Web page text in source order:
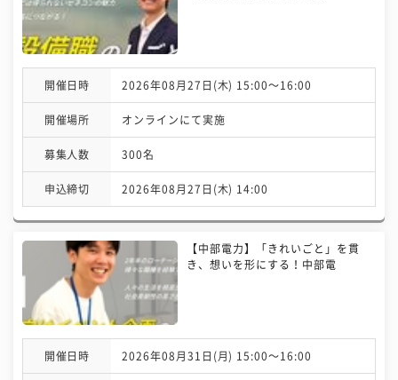
開催日時 2026年08月27日(木) 15:00〜16:00
開催場所 オンラインにて実施
募集人数 300名
申込締切 2026年08月27日(木) 14:00
【中部電力】「きれいごと」を貫
き、想いを形にする！中部電
開催日時 2026年08月31日(月) 15:00〜16:00